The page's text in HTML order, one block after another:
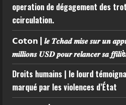
operation de dégagement des
ccirculation.
𝗖𝗼𝘁𝗼𝗻 | 𝒍𝒆 𝑻𝒄𝒉𝒂𝒅 𝒎𝒊𝒔𝒆 𝒔𝒖𝒓 𝒖𝒏
𝒎𝒊𝒍𝒍𝒊𝒐𝒏𝒔 𝑼𝑺𝑫 𝒑𝒐𝒖𝒓 𝒓𝒆𝒍𝒂𝒏𝒄𝒆𝒓 𝒔𝒂
Droits humains | le lourd
marqué par les violences d’État